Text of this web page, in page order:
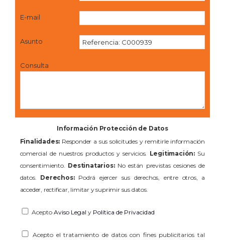
E-mail
Asunto
Consulta
Información Protección de Datos
Finalidades: Responder a sus solicitudes y remitirle información
comercial de nuestros productos y servicios. Legitimación: Su
consentimiento. Destinatarios:No están previstas cesiones de
datos. Derechos:Podrá ejercer sus derechos, entre otros, a
acceder, rectificar, limitar y suprimir sus datos.
Acepto Aviso Legal y Política de Privacidad
Acepto el tratamiento de datos con fines publicitarios tal